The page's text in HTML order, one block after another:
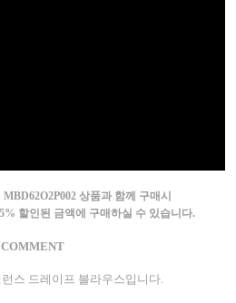
상품과 함께 구매시
할인된 금액에 구매하실 수 있습니다.
COMMENT
스 드레이프 블라우스입니다.